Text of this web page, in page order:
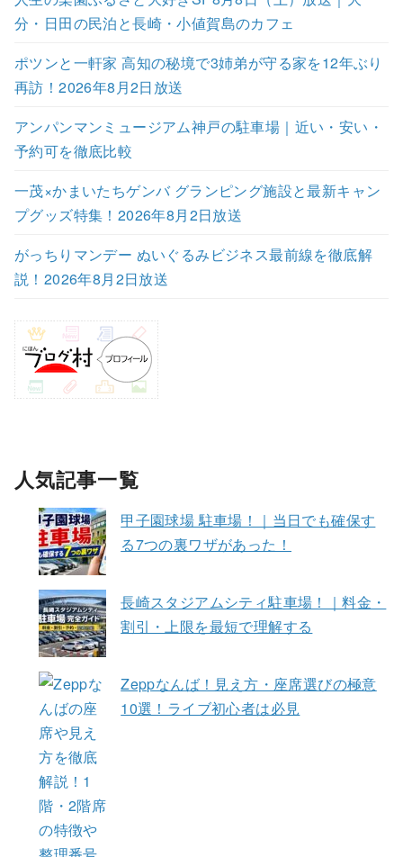
分・日田の民泊と長崎・小値賀島のカフェ
ポツンと一軒家 高知の秘境で3姉弟が守る家を12年ぶり
再訪！2026年8月2日放送
アンパンマンミュージアム神戸の駐車場｜近い・安い・
予約可を徹底比較
一茂×かまいたちゲンバ グランピング施設と最新キャン
プグッズ特集！2026年8月2日放送
がっちりマンデー ぬいぐるみビジネス最前線を徹底解
説！2026年8月2日放送
人気記事一覧
甲子園球場 駐車場！｜当日でも確保す
る7つの裏ワザがあった！
長崎スタジアムシティ駐車場！｜料金・
割引・上限を最短で理解する
Zeppなんば！見え方・座席選びの極意
10選！ライブ初心者は必見